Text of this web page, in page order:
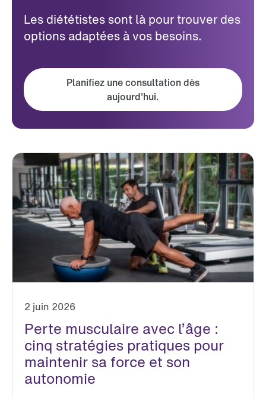
Les diététistes sont là pour trouver des
options adaptées à vos besoins.
Planifiez une consultation dès
aujourd’hui.
2 juin 2026
Perte musculaire avec l’âge :
cinq stratégies pratiques pour
maintenir sa force et son
autonomie